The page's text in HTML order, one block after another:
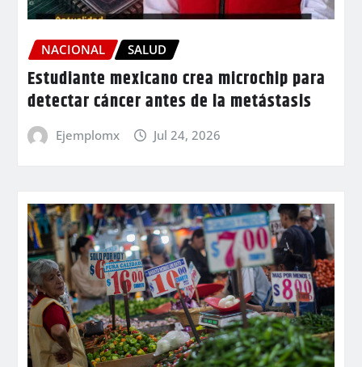
NACIONAL SALUD
Estudiante mexicano crea microchip para
detectar cáncer antes de la metástasis
Ejemplomx Jul 24, 2026